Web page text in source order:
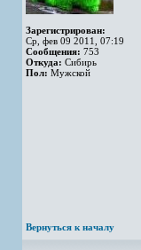
Зарегистрирован:
Ср, фев 09 2011, 07:19
Сообщения: 753
Откуда: Сибирь
Пол: Мужской
Вернуться к началу